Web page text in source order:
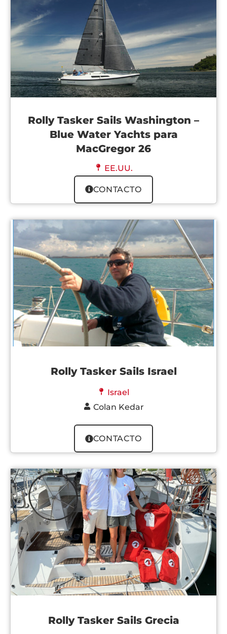
Rolly Tasker Sails Washington –
Blue Water Yachts para
MacGregor 26
EE.UU.
CONTACTO
Rolly Tasker Sails Israel
Israel
Colan Kedar
CONTACTO
Rolly Tasker Sails Grecia